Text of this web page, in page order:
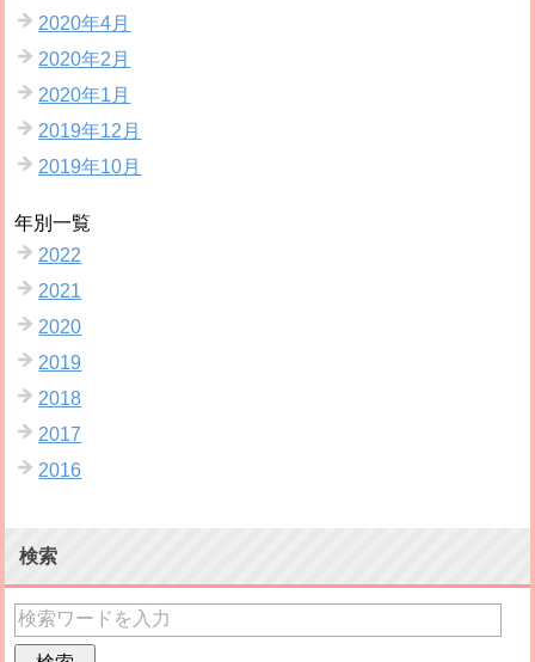
2020年4月
2020年2月
2020年1月
2019年12月
2019年10月
年別一覧
2022
2021
2020
2019
2018
2017
2016
検索